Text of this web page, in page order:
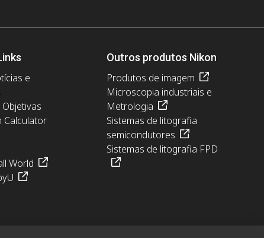
e
Calculator
World
Outros produtos Nikon
Produtos de imagem
Microscopia industriais e
Metrologia
Sistemas de litografia
semicondutores
Sistemas de litografia FPD